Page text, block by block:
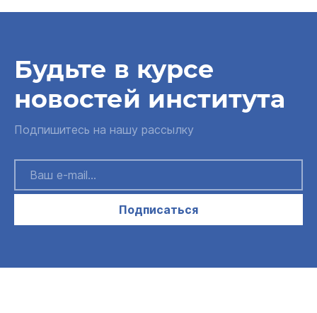
Будьте в курсе
новостей института
Подпишитесь на нашу рассылку
Подписаться